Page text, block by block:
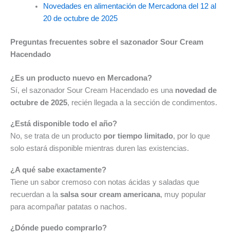
Novedades en alimentación de Mercadona del 12 al
20 de octubre de 2025
Preguntas frecuentes sobre el sazonador Sour Cream
Hacendado
¿Es un producto nuevo en Mercadona?
Sí, el sazonador Sour Cream Hacendado es una novedad de
octubre de 2025, recién llegada a la sección de condimentos.
¿Está disponible todo el año?
No, se trata de un producto por tiempo limitado, por lo que
solo estará disponible mientras duren las existencias.
¿A qué sabe exactamente?
Tiene un sabor cremoso con notas ácidas y saladas que
recuerdan a la salsa sour cream americana, muy popular
para acompañar patatas o nachos.
¿Dónde puedo comprarlo?